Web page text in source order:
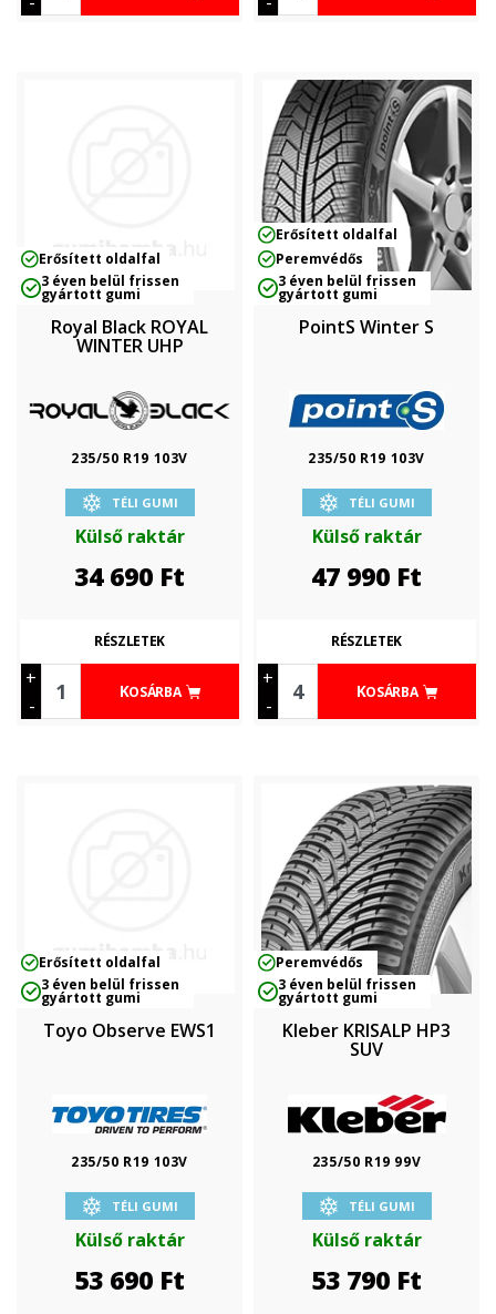
Erősített oldalfal
3 éven belül frissen
gyártott gumi
Royal Black ROYAL
WINTER UHP
235/50 R19 103V
TÉLI GUMI
Külső raktár
34 690 Ft
+
-
KOSÁRBA
RÉSZLETEK
Erősített oldalfal
Peremvédős
3 éven belül frissen
gyártott gumi
PointS Winter S
235/50 R19 103V
TÉLI GUMI
Külső raktár
47 990 Ft
+
-
KOSÁRBA
RÉSZLETEK
Erősített oldalfal
3 éven belül frissen
gyártott gumi
Toyo Observe EWS1
235/50 R19 103V
TÉLI GUMI
Külső raktár
53 690 Ft
Peremvédős
3 éven belül frissen
gyártott gumi
Kleber KRISALP HP3
SUV
235/50 R19 99V
TÉLI GUMI
Külső raktár
53 790 Ft